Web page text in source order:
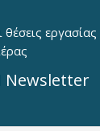
θέσεις εργασίας
Newsletter